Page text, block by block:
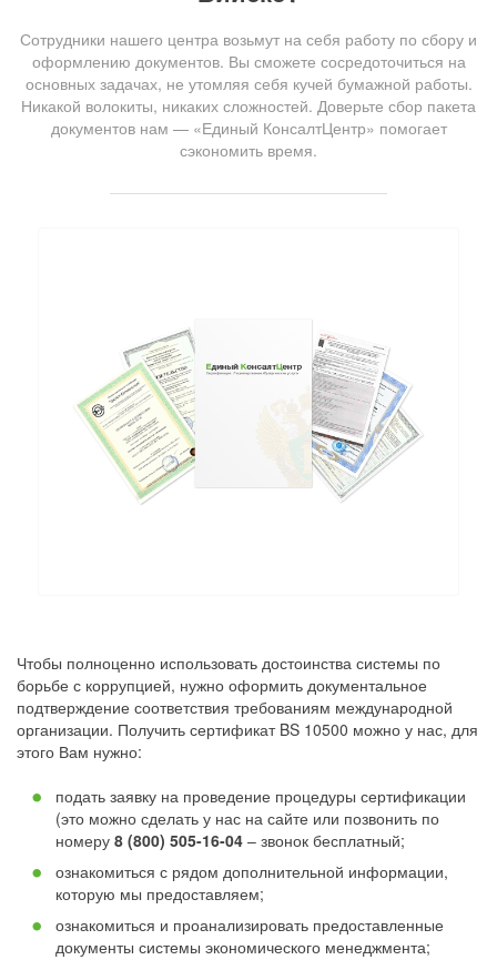
Сотрудники нашего центра возьмут на себя работу по сбору и
оформлению документов. Вы сможете сосредоточиться на
основных задачах, не утомляя себя кучей бумажной работы.
Никакой волокиты, никаких сложностей. Доверьте сбор пакета
документов нам — «Единый КонсалтЦентр» помогает
сэкономить время.
Чтобы полноценно использовать достоинства системы по
борьбе с коррупцией, нужно оформить документальное
подтверждение соответствия требованиям международной
организации. Получить сертификат BS 10500 можно у нас, для
этого Вам нужно:
подать заявку на проведение процедуры сертификации
(это можно сделать у нас на сайте или позвонить по
номеру 8 (800) 505-16-04 – звонок бесплатный;
ознакомиться с рядом дополнительной информации,
которую мы предоставляем;
ознакомиться и проанализировать предоставленные
документы системы экономического менеджмента;